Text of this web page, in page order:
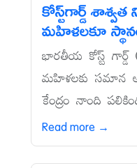
కోస్ట్‌గార్డ్‌
మహిళలకూ
భారతీయ కోస్ట్‌
మహిళలకు సమాన
కేంద్రం నాంది
Read more →